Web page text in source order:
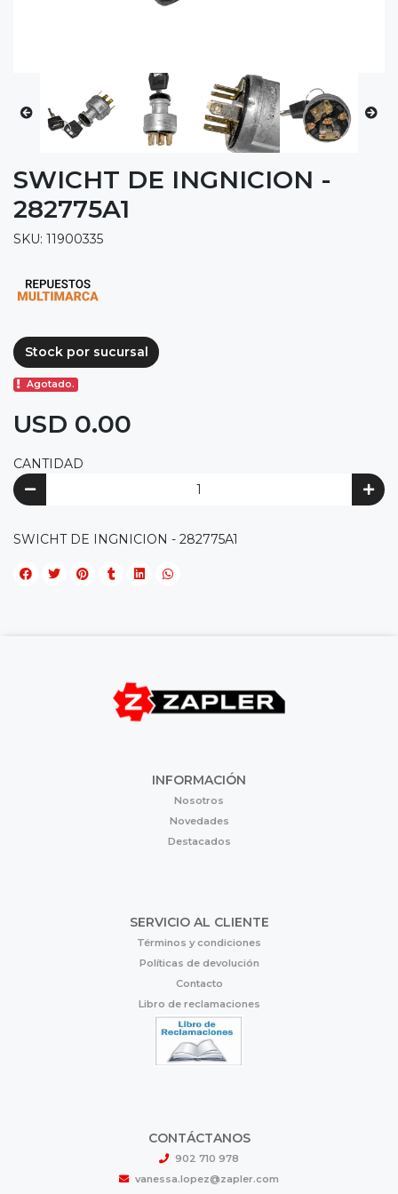
SWICHT DE INGNICION -
282775A1
SKU: 11900335
Stock por sucursal
Agotado.
USD 0.00
CANTIDAD
SWICHT DE INGNICION - 282775A1
INFORMACIÓN
Nosotros
Novedades
Destacados
SERVICIO AL CLIENTE
Términos y condiciones
Políticas de devolución
Contacto
Libro de reclamaciones
CONTÁCTANOS
902 710 978
vanessa.lopez@zapler.com